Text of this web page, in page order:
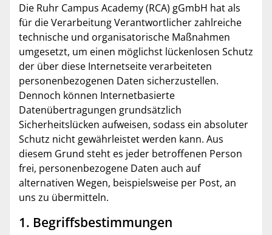
Die Ruhr Campus Academy (RCA) gGmbH hat als
für die Verarbeitung Verantwortlicher zahlreiche
technische und organisatorische Maßnahmen
umgesetzt, um einen möglichst lückenlosen Schutz
der über diese Internetseite verarbeiteten
personenbezogenen Daten sicherzustellen.
Dennoch können Internetbasierte
Datenübertragungen grundsätzlich
Sicherheitslücken aufweisen, sodass ein absoluter
Schutz nicht gewährleistet werden kann. Aus
diesem Grund steht es jeder betroffenen Person
frei, personenbezogene Daten auch auf
alternativen Wegen, beispielsweise per Post, an
uns zu übermitteln.
1. Begriffsbestimmungen